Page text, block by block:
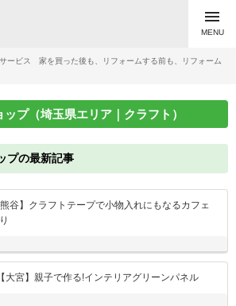

MENU
ービス 家を買った後も、リフォームする前も、リフォーム
プ（埼玉県エリア｜クラフト）
プの最新記事
谷】クラフトテープで小物入れにもなるカフェ
大宮】親子で作る!インテリアグリーンパネル